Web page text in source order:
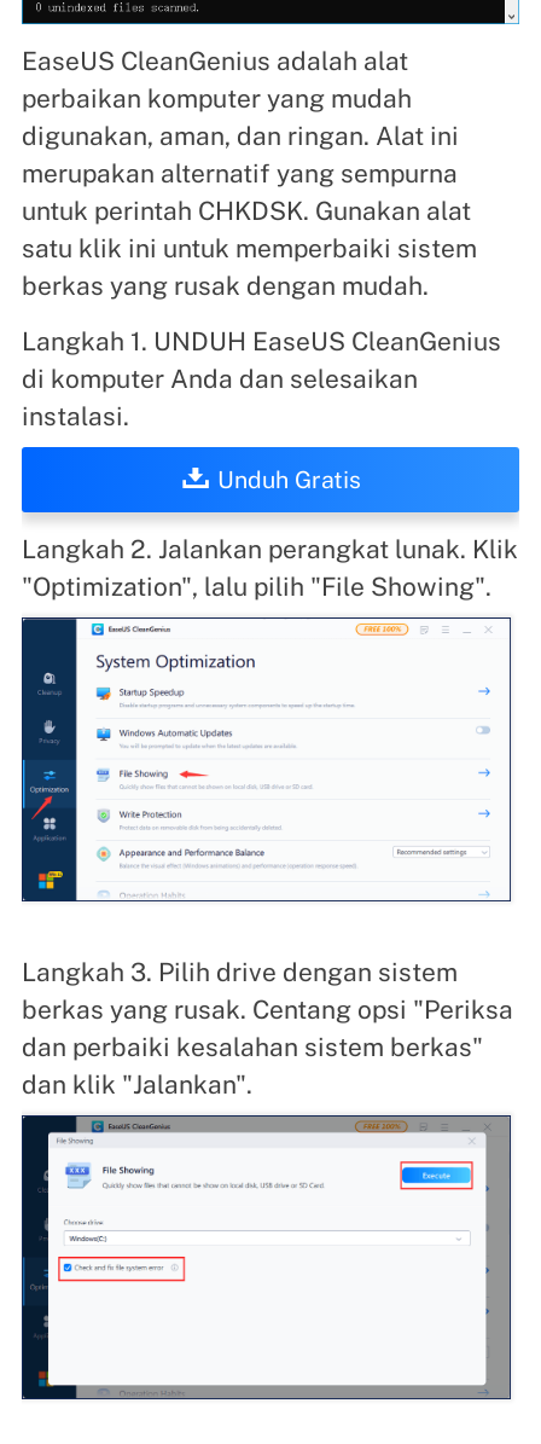
EaseUS CleanGenius adalah alat
perbaikan komputer yang mudah
digunakan, aman, dan ringan. Alat ini
merupakan alternatif yang sempurna
untuk perintah CHKDSK. Gunakan alat
satu klik ini untuk memperbaiki sistem
berkas yang rusak dengan mudah.
Langkah 1. UNDUH EaseUS CleanGenius
di komputer Anda dan selesaikan
instalasi.
Unduh Gratis
Langkah 2. Jalankan perangkat lunak. Klik
"Optimization", lalu pilih "File Showing".
Langkah 3. Pilih drive dengan sistem
berkas yang rusak. Centang opsi "Periksa
dan perbaiki kesalahan sistem berkas"
dan klik "Jalankan".